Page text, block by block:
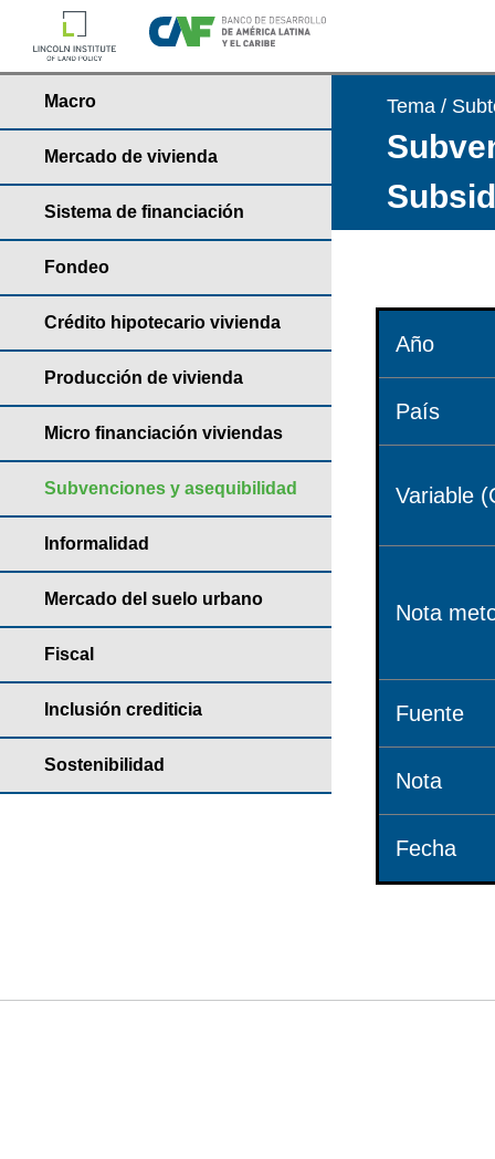
Macro
Mercado de vivienda
Sistema de financiación
Fondeo
Crédito hipotecario vivienda
Producción de vivienda
Micro financiación viviendas
Subvenciones y asequibilidad
Informalidad
Mercado del suelo urbano
Fiscal
Inclusión crediticia
Sostenibilidad
Tema /
Año
País
Variable
Nota
Fuente
Nota
Fecha